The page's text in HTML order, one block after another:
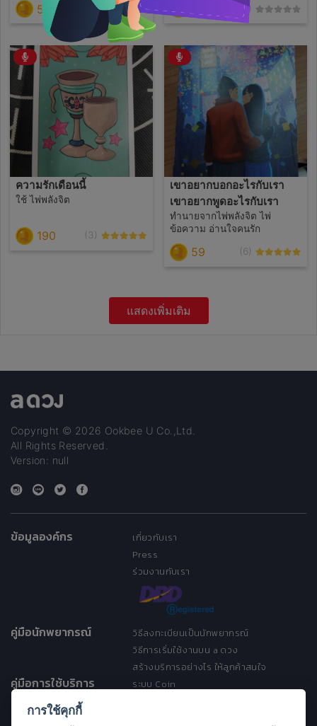
59 (11) (1)
ความรัก​เดือนนี้
ใช้ ไพ่พลังจิต​
190 (3)
เขาอยากบอกอะไรกับเรา
เขาอยากพูดอะไรกับเรา
ทำนายจากไพ่พลังจิต ไพ่
ข้อความ อ่านใจคนรัก
59 (6)
แสดงเพิ่มเติม
Copyright © 2026 Ookbee U Co.,Ltd.
All Rights Reserved.
Version: null
ข้อมูลองค์กร
เกี่ยวกับเรา
Press
ร่วมงานกับเรา
คู่มือนักพยากรณ์
วิธีลงทะเบียนเป็นนักพยากรณ์
วิธีการเริ่มใช้งานบน a ดวง
สร้างบริการอย่างไร ให้ลูกค้าสนใจ
คู่มือการใช้บริการ
ระบบ Coin
การใช้คุกกี้